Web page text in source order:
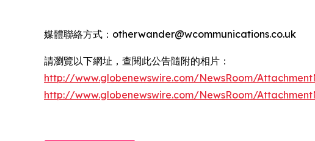
媒體聯絡方式：otherwander@wcommunications.co.uk
請瀏覽以下網址，查閱此公告隨附的相片：
http://www.globenewswire.com/NewsRoom/
http://www.globenewswire.com/NewsRoom/